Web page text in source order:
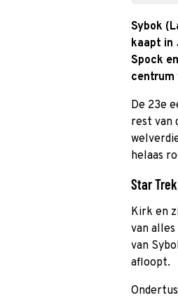
Sybok
kaapt in
Spock
centrum
De 23e
rest van
helaas
Star
Kirk en
van
van
afloopt.